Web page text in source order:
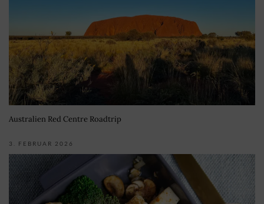
Australien Red Centre Roadtrip
3. FEBRUAR 2026